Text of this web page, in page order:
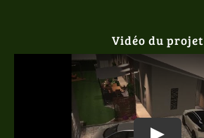
Vidéo du projet